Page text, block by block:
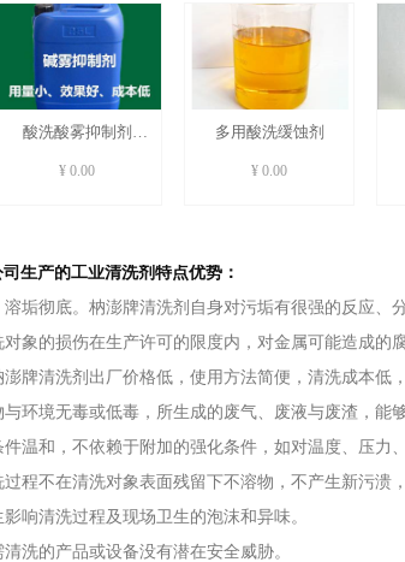
酸洗酸雾抑制剂
JN5803
¥ 0.00
多用酸洗缓蚀剂
¥ 0.00
生产的工业清洗剂特点优势：
垢彻底。枘澎牌清洗剂自身对污垢有很强的反应、
象的损伤在生产许可的限度内，对金属可能造成的
牌清洗剂出厂价格低，使用方法简便，清洗成本低
环境无毒或低毒，所生成的废气、废液与废渣，能
温和，不依赖于附加的强化条件，如对温度、压力
程不在清洗对象表面残留下不溶物，不产生新污溃
响清洗过程及现场卫生的泡沫和异味。
洗的产品或设备没有潜在安全威胁。